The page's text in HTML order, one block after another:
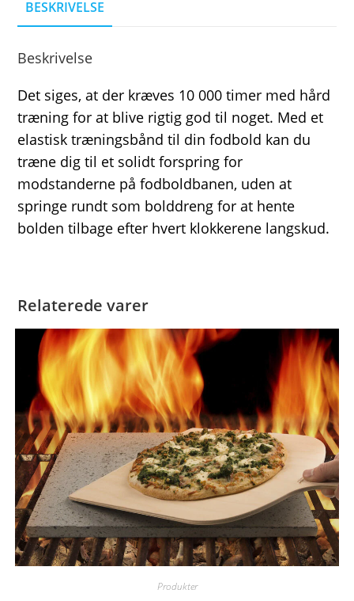
BESKRIVELSE
Beskrivelse
Det siges, at der kræves 10 000 timer med hård
træning for at blive rigtig god til noget. Med et
elastisk træningsbånd til din fodbold kan du
træne dig til et solidt forspring for
modstanderne på fodboldbanen, uden at
springe rundt som bolddreng for at hente
bolden tilbage efter hvert klokkerene langskud.
Relaterede varer
Produkter